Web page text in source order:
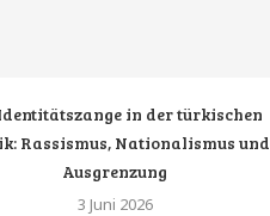
in der türkischen
Rassismus, Nationalismus und
Ausgrenzung
3 Juni 2026